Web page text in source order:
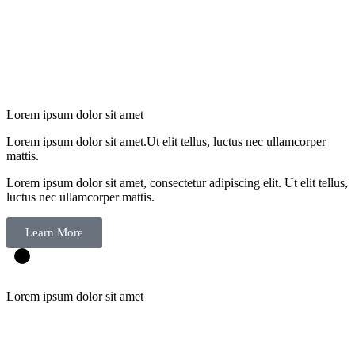
Lorem ipsum dolor sit amet
Lorem ipsum dolor sit amet.Ut elit tellus, luctus nec ullamcorper
mattis.
Lorem ipsum dolor sit amet, consectetur adipiscing elit. Ut elit tellus,
luctus nec ullamcorper mattis.
Learn More
Lorem ipsum dolor sit amet